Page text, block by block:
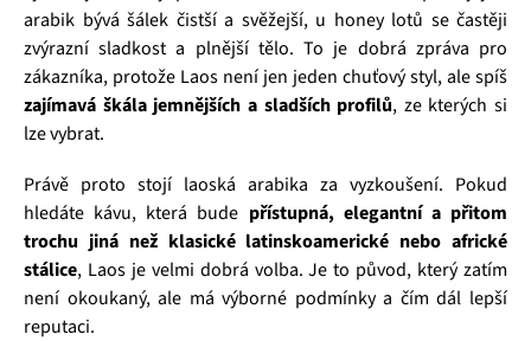
arabik bývá šálek čistší a svěžejší, u honey lotů se častěji
zvýrazní sladkost a plnější tělo. To je dobrá zpráva pro
zákazníka, protože Laos není jen jeden chuťový styl, ale spíš
zajímavá škála jemnějších a sladších profilů, ze kterých si
lze vybrat.
Právě proto stojí laoská arabika za vyzkoušení. Pokud
hledáte kávu, která bude přístupná, elegantní a přitom
trochu jiná než klasické latinskoamerické nebo africké
stálice, Laos je velmi dobrá volba. Je to původ, který zatím
není okoukaný, ale má výborné podmínky a čím dál lepší
reputaci.